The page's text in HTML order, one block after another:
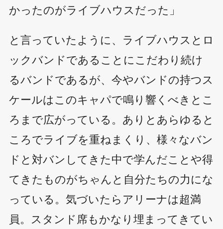
かったのがライブハウスだった」
と言っていたように、ライブハウスとロ
ックバンドであることにこだわり続け
るバンドであるが、今やバンドの持つス
ケールはこのキャパで鳴り響くべきとこ
ろまで広がっている。ありとあらゆると
ころでライブを重ねまくり、様々なバン
ドと対バンしてきた中で学んだことや得
てきたものがちゃんと自分たちの力にな
っている。気づいたらアリーナは超満
員。スタンド席もかなり埋まってきてい